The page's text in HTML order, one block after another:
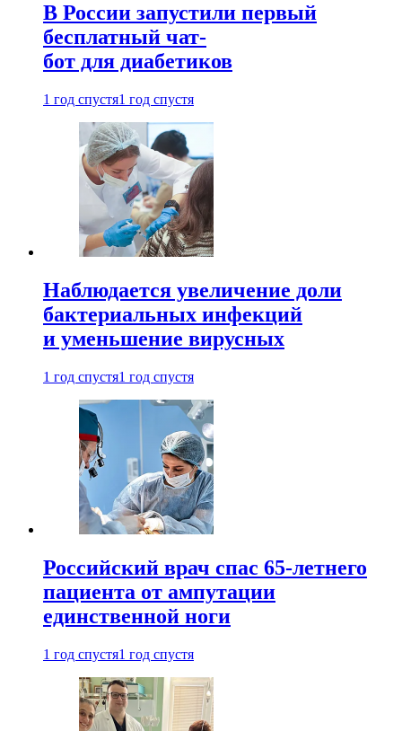
В России запустили первый
бесплатный чат-
бот для диабетиков
1 год спустя1 год спустя
Наблюдается увеличение доли
бактериальных инфекций
и уменьшение вирусных
1 год спустя1 год спустя
Российский врач спас 65-летнего
пациента от ампутации
единственной ноги
1 год спустя1 год спустя